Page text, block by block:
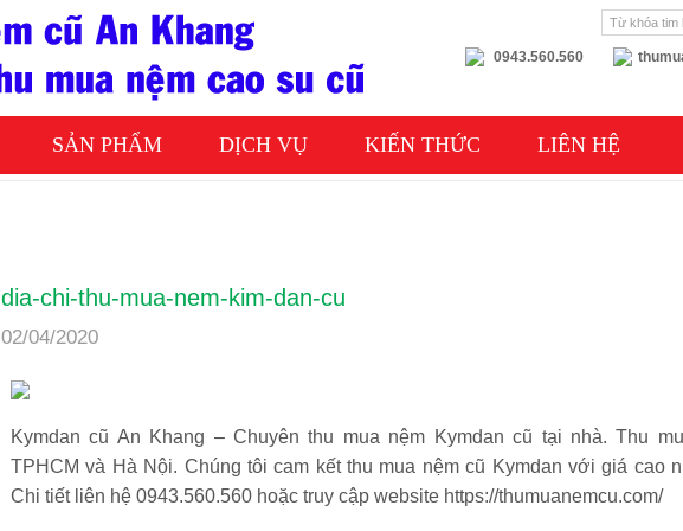
0943.560.560
SẢN PHẨM DỊCH VỤ KIẾN THỨC LIÊN HỆ
dia-chi-thu-mua-nem-kim-dan-cu
02/04/2020
Kymdan cũ An Khang – Chuyên thu mua nệm Kymdan cũ tại nhà. Thu
TPHCM và Hà Nội. Chúng tôi cam kết thu mua nệm cũ Kymdan với giá cao
Chi tiết liên hệ 0943.560.560 hoặc truy cập website https://thumuanemcu.com/